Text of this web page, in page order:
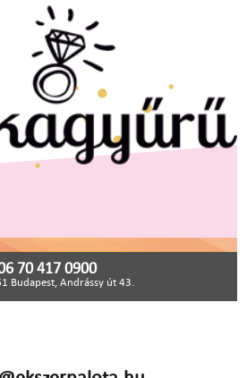
70 417 0900
Budapest, Andrássy út 43.